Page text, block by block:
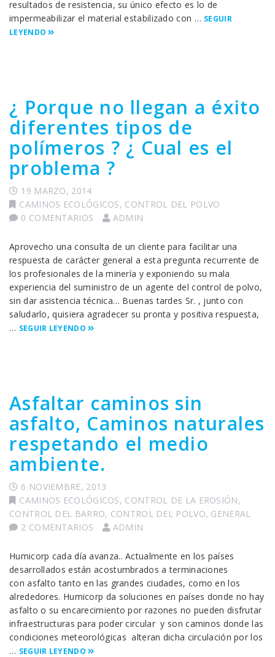
resultados de resistencia, su único efecto es lo de
impermeabilizar el material estabilizado con … SEGUIR
LEYENDO
¿ Porque no llegan a éxito
diferentes tipos de
polímeros ? ¿ Cual es el
problema ?
19 MARZO, 2014
CAMINOS ECOLÓGICOS, CONTROL DEL POLVO
0 COMENTARIOS
ADMIN
Aprovecho una consulta de un cliente para facilitar una
respuesta de carácter general a esta pregunta recurrente de
los profesionales de la minería y exponiendo su mala
experiencia del suministro de un agente del control de polvo,
sin dar asistencia técnica… Buenas tardes Sr. , junto con
saludarlo, quisiera agradecer su pronta y positiva respuesta,
… SEGUIR LEYENDO
Asfaltar caminos sin
asfalto, Caminos naturales
respetando el medio
ambiente.
6 NOVIEMBRE, 2013
CAMINOS ECOLÓGICOS, CONTROL DE LA EROSIÓN,
CONTROL DEL BARRO, CONTROL DEL POLVO, GENERAL
2 COMENTARIOS
ADMIN
Humicorp cada día avanza.. Actualmente en los países
desarrollados están acostumbrados a terminaciones
con asfalto tanto en las grandes ciudades, como en los
alrededores. Humicorp da soluciones en países donde no hay
asfalto o su encarecimiento por razones no pueden disfrutar
infraestructuras para poder circular y son caminos donde las
condiciones meteorológicas alteran dicha circulación por los
… SEGUIR LEYENDO